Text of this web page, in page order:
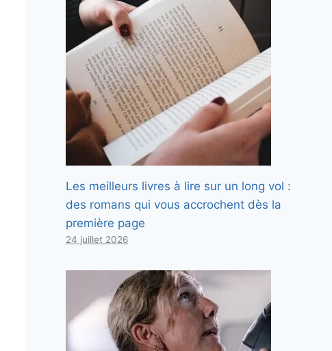
Les meilleurs livres à lire sur un long vol :
des romans qui vous accrochent dès la
première page
24 juillet 2026